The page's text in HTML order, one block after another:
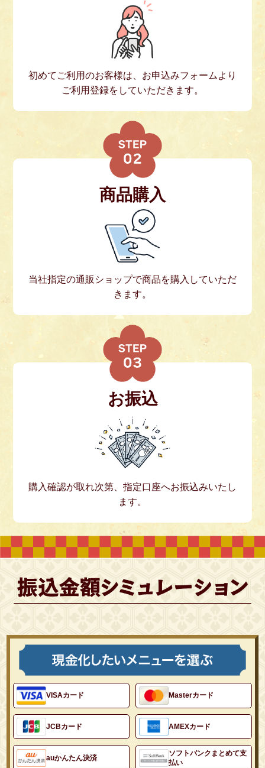
初めてご利用のお客様は、お申込みフォームより
ご利用登録をしていただきます。
商品購入
当社指定の通販ショップで商品を購入していただ
きます。
お振込
購入確認が取れ次第、指定口座へお振込みいたし
ます。
VISAカード Masterカード
JCBカード AMEXカード
auかんたん決済
ソフトバンクまとめて支
払い